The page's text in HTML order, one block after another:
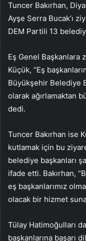
Tuncer Bakırhan,
Ayşe Serra Bucak’ı
DEM Partili 13
Eş Genel
Küçük, “Eş
Büyükşehir Belediye
olarak ağırlamaktan
dedi.
Tuncer Bakırhan ise
kutlamak için bu
belediye başkanları
ifade etti. Bakırhan,
eş başkanlarımız
olacak bir hizmet
Tülay Hatimoğulları
başkanlarına başarı